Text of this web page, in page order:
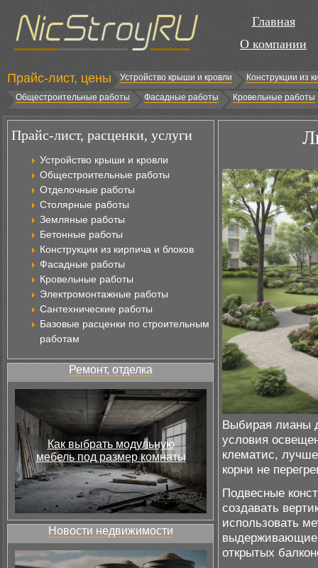
Главная
О компании
Прайс-лист, цены Устройство крыши и кровли
Конструкции из
Общестроительные работы
Фасадные работы Кровельные работы
Прайс-лист, расценки, услуги
Устройство крыши и кровли
Общестроительные работы
Отделочные работы
Столярные работы
Земляные работы
Бетонные работы
Конструкции из кирпича и блоков
Фасадные работы
Кровельные работы
Электромонтажные работы
Сантехнические работы
Базовые расценки по строительным
работам
Ремонт, отделка
Как выбрать модульную
мебель под размер комнаты
Новости недвижимости
Выбирая лианы
условия
клематис,
корни не
Подвесные
создавать
использовать
выдерживающие
открытых